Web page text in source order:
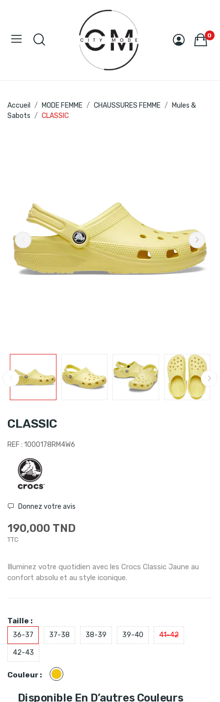
0
Accueil MODE FEMME CHAUSSURES FEMME
Mules &
Sabots
CLASSIC
CLASSIC
REF : 1000178RM4W6
Donnez votre avis
190,000 TND
TTC
Illuminez votre quotidien avec les Crocs Classic Jaune au
confort absolu et au style iconique.
Taille :
36-37 37-38 38-39 39-40 41-42
42-43
Couleur : Jaune
Disponible En D’autres Couleurs